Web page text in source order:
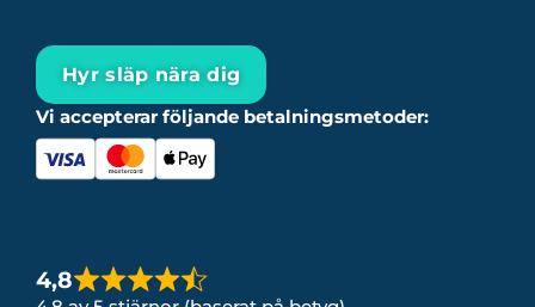
Hyr släp nära dig
Vi accepterar följande betalningsmetoder:
4,8